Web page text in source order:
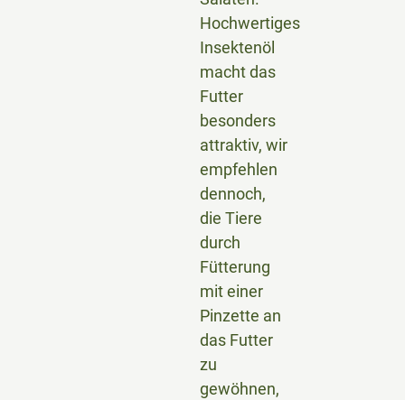
Hochwertiges
Insektenöl
macht das
Futter
besonders
attraktiv, wir
empfehlen
dennoch,
die Tiere
durch
Fütterung
mit einer
Pinzette an
das Futter
zu
gewöhnen,